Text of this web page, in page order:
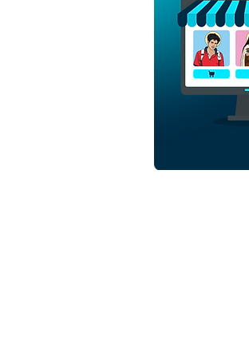
Nuestra
Natividad |
gratuita de